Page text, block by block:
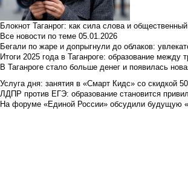
Блокнот Таганрог: как сила слова и
Все новости по теме 05.01.2026
Бегали по жаре и допрыгнули до облаков:
Итоги 2025 года в Таганроге: образование
В Таганроге стало больше денег и появилась
Услуга дня: занятия в «Смарт Кидс» со скидкой
ЛДПР против ЕГЭ: образование становится
На форуме «Единой России» обсудили будущую